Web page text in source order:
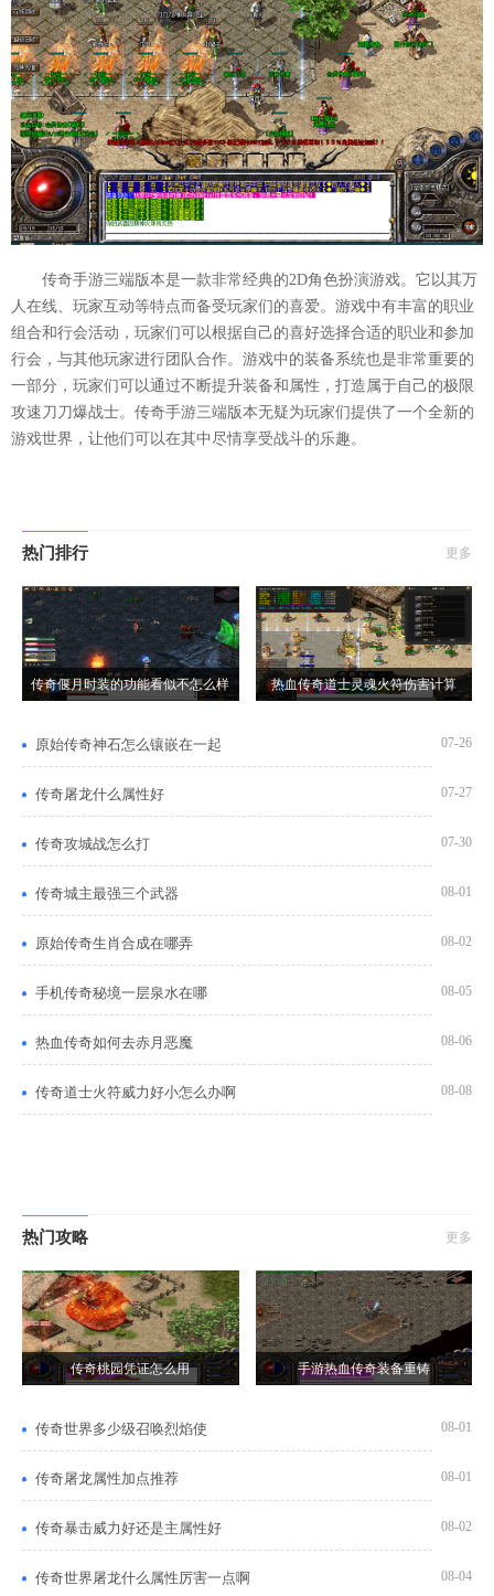
传奇手游三端版本是一款非常经典的2D角色扮演游戏。它以其万
人在线、玩家互动等特点而备受玩家们的喜爱。游戏中有丰富的职业
组合和行会活动，玩家们可以根据自己的喜好选择合适的职业和参加
行会，与其他玩家进行团队合作。游戏中的装备系统也是非常重要的
一部分，玩家们可以通过不断提升装备和属性，打造属于自己的极限
攻速刀刀爆战士。传奇手游三端版本无疑为玩家们提供了一个全新的
游戏世界，让他们可以在其中尽情享受战斗的乐趣。
热门排行 更多
传奇偃月时装的功能看似不怎么样 热血传奇道士灵魂火符伤害计算
原始传奇神石怎么镶嵌在一起 07-26
传奇屠龙什么属性好 07-27
传奇攻城战怎么打 07-30
传奇城主最强三个武器 08-01
原始传奇生肖合成在哪弄 08-02
手机传奇秘境一层泉水在哪 08-05
热血传奇如何去赤月恶魔 08-06
传奇道士火符威力好小怎么办啊 08-08
热门攻略 更多
传奇桃园凭证怎么用 手游热血传奇装备重铸
传奇世界多少级召唤烈焰使 08-01
传奇屠龙属性加点推荐 08-01
传奇暴击威力好还是主属性好 08-02
传奇世界屠龙什么属性厉害一点啊 08-04